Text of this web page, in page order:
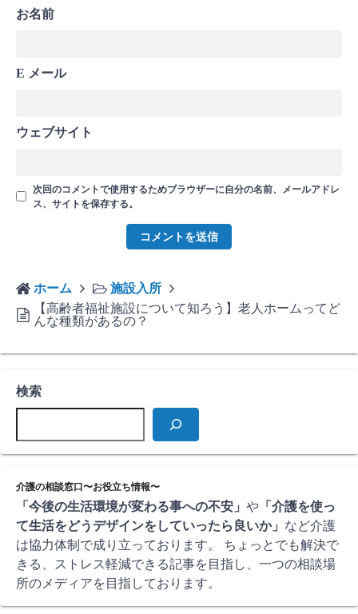
お名前
E メール
ウェブサイト
次回のコメントで使用するためブラウザーに自分の名前、メールアドレ
ス、サイトを保存する。
ホーム
施設入所
【高齢者福祉施設について知ろう】老人ホームってど
んな種類があるの？
検索
介護の相談窓口〜お役立ち情報〜
「今後の生活環境が変わる事への不安」 や 「介護を使っ
て生活をどうデザインをしていったら良いか」 など介護
は協力体制で成り立っております。 ちょっとでも解決で
きる、ストレス軽減できる記事を目指し、一つの相談場
所のメディアを目指しております。